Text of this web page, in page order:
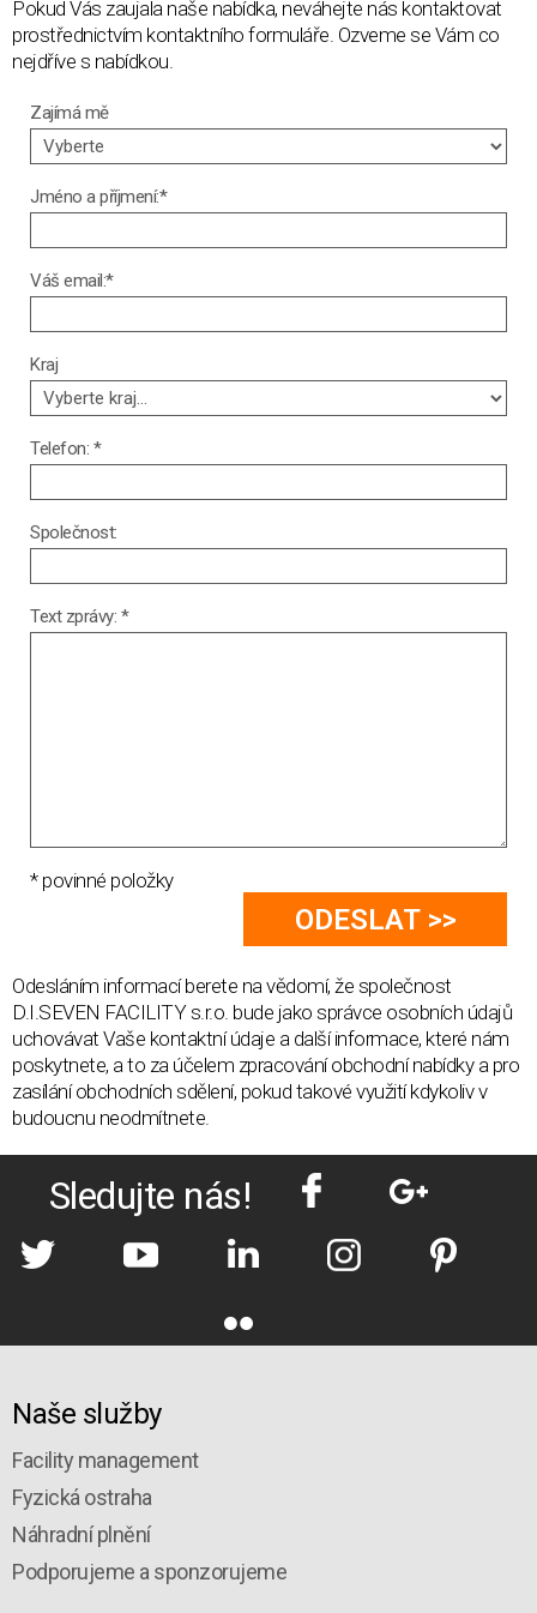
Pokud Vás zaujala naše nabídka, neváhejte nás kontaktovat
prostřednictvím kontaktního formuláře. Ozveme se Vám co
nejdříve s nabídkou.
Zajímá mě
Jméno a příjmení:*
Váš email:*
Kraj
Telefon: *
Společnost:
Text zprávy: *
* povinné položky
Odesláním informací berete na vědomí, že společnost
D.I.SEVEN FACILITY s.r.o. bude jako správce osobních údajů
uchovávat Vaše kontaktní údaje a další informace, které nám
poskytnete, a to za účelem zpracování obchodní nabídky a pro
zasílání obchodních sdělení, pokud takové využití kdykoliv v
budoucnu neodmítnete.
Sledujte nás!
Naše služby
Facility management
Fyzická ostraha
Náhradní plnění
Podporujeme a sponzorujeme